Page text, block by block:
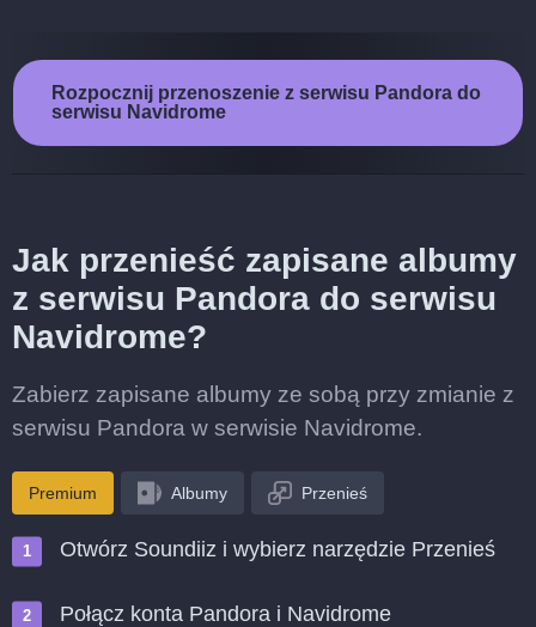
Rozpocznij przenoszenie z serwisu Pandora do
serwisu Navidrome
Jak przenieść zapisane albumy
z serwisu Pandora do serwisu
Navidrome?
Zabierz zapisane albumy ze sobą przy zmianie z
serwisu Pandora w serwisie Navidrome.
Premium Albumy Przenieś
Otwórz Soundiiz i wybierz narzędzie Przenieś
Połącz konta Pandora i Navidrome